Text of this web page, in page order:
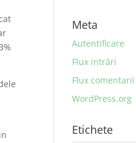
Meta
Autentificare
Flux intrări
Flux comentarii
WordPress.org
Etichete